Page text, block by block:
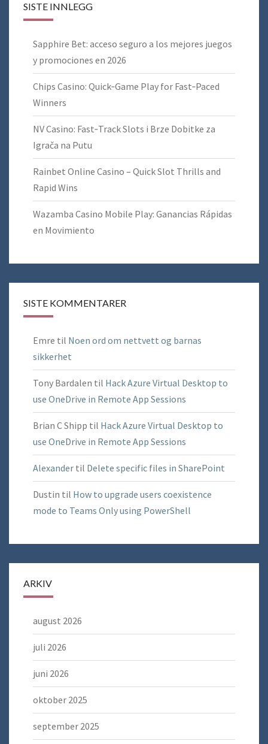
SISTE INNLEGG
Sapphire Bet: acceso seguro a los mejores juegos
y promociones en 2026
Chips Casino: Quick‑Game Play for Fast‑Paced
Winners
NV Casino: Fast‑Track Slots i Brze Dobitke za
Igrača na Putu
Rainbet Online Casino – Quick Slot Thrills and
Rapid Wins
Wazamba Casino Mobile Play: Ganancias Rápidas
en Movimiento
SISTE KOMMENTARER
Emre til Noen ord om nettvett og barnas
sikkerhet
Tony Bardalen til Hack Azure Virtual Desktop to
use OneDrive in Remote App Sessions
Brian C Shipp til Hack Azure Virtual Desktop to
use OneDrive in Remote App Sessions
Alexander til Delete specific files in SharePoint
Dustin til How to upgrade users coexistence
mode to Teams Only using PowerShell
ARKIV
august 2026
juli 2026
juni 2026
oktober 2025
september 2025